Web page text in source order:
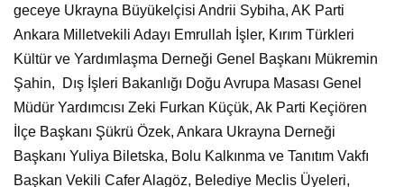
geceye Ukrayna Büyükelçisi Andrii Sybiha, AK Parti
Ankara Milletvekili Adayı Emrullah İşler, Kırım Türkleri
Kültür ve Yardımlaşma Derneği Genel Başkanı Mükremin
Şahin, Dış İşleri Bakanlığı Doğu Avrupa Masası Genel
Müdür Yardımcısı Zeki Furkan Küçük, Ak Parti Keçiören
İlçe Başkanı Şükrü Özek, Ankara Ukrayna Derneği
Başkanı Yuliya Biletska, Bolu Kalkınma ve Tanıtım Vakfı
Başkan Vekili Cafer Alagöz, Belediye Meclis Üyeleri,